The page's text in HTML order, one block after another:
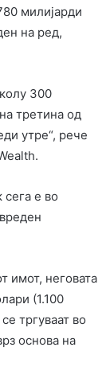
милијарди
на ред,
300
третина од
утре“, рече
е во
имот, неговата
(1.100
тргуваат во
основа на